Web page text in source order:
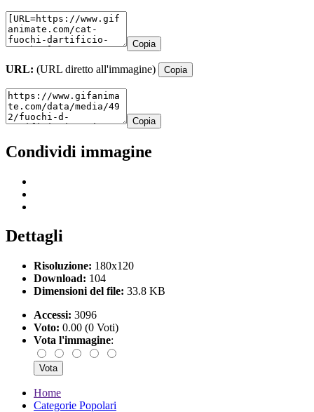
Copia
URL: (URL diretto all'immagine) Copia
Copia
Condividi immagine
Dettagli
Risoluzione: 180x120
Download: 104
Dimensioni del file: 33.8 KB
Accessi: 3096
Voto: 0.00 (0 Voti)
Vota l'immagine:
Home
Categorie Popolari